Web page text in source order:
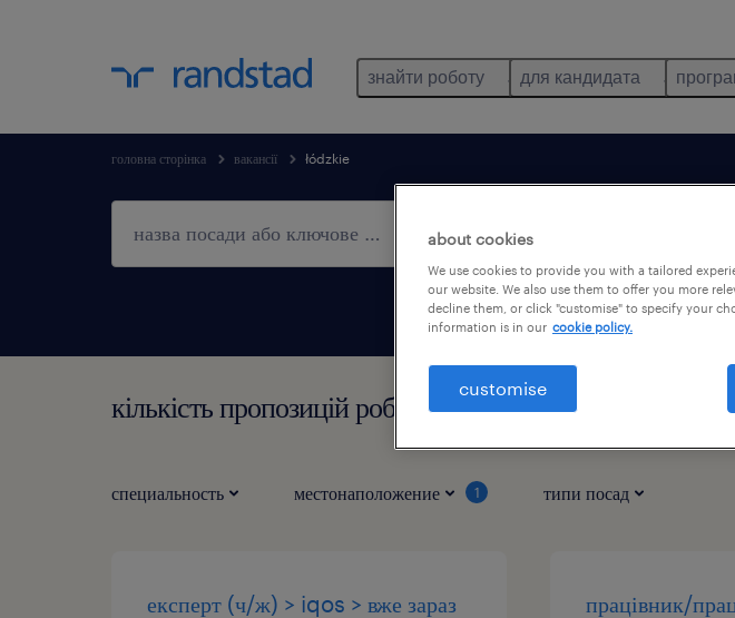
знайти роботу для кандидата
головна сторінка вакансії łódzkie
тільки віддалена робота
кількість пропозицій роботи в місцевості Łódzkie: 3
специальность местонаположение 1 типи посад
експерт (ч/ж) > iqos > вже зараз
працівник/
about cookies
We use cookies to provide you with a tailored
our website. We also use them to offer you more
decline them, or click "customise" to specify your
information is in our cookie policy.
customise